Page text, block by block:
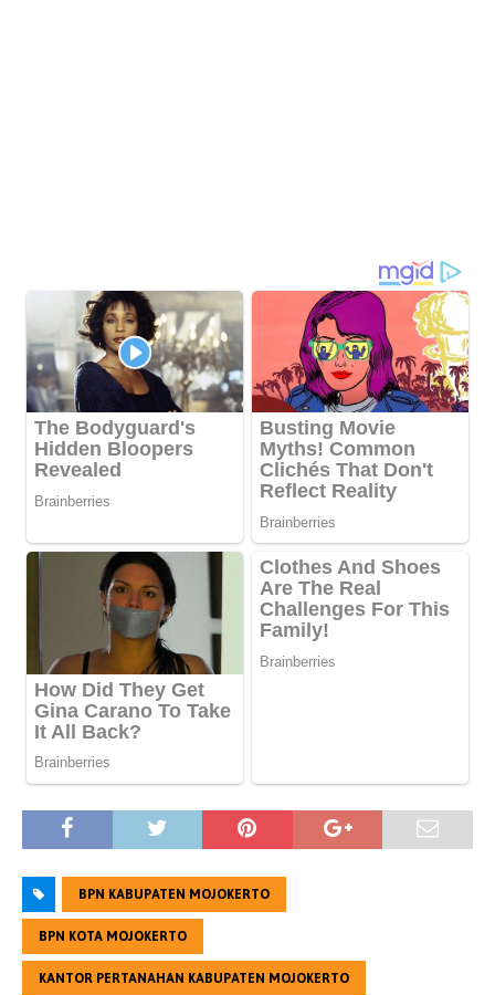
BPN KABUPATEN MOJOKERTO
BPN KOTA MOJOKERTO
KANTOR PERTANAHAN KABUPATEN MOJOKERTO